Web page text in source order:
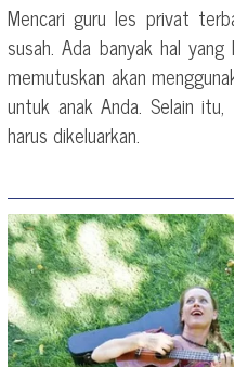
Mencari guru les privat
susah. Ada banyak hal
memutuskan akan
untuk anak Anda. Selain
harus dikeluarkan.